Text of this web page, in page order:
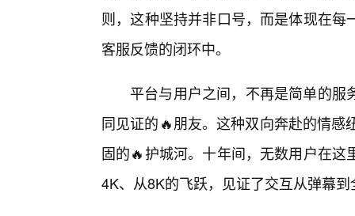
则，这种坚持并非口号，而是体现在
客服反馈的闭环中。
平台与用户之间，不再是简单的
同见证的🔥朋友。这种双向奔赴的情
固的🔥护城河。十年间，无数用户在
4K、从8K的飞跃，见证了交互从弹幕